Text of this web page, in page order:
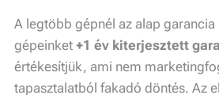
A legtöbb gépnél az alap
gépeinket +1 év kiterjesztett
értékesítjük, ami nem
tapasztalatból fakadó döntés. Az